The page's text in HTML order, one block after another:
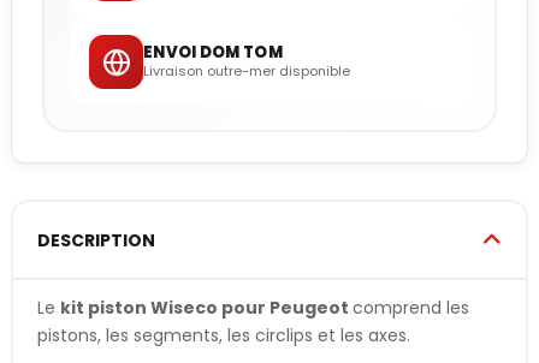
ENVOI DOM TOM
Livraison outre-mer disponible
DESCRIPTION
Le kit piston Wiseco pour Peugeot comprend les
pistons, les segments, les circlips et les axes.